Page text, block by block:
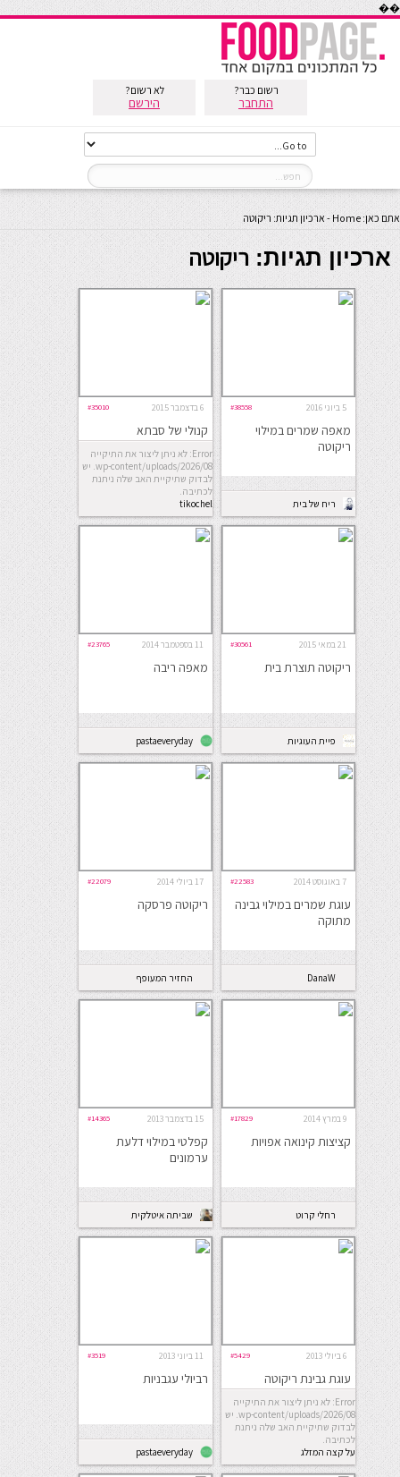
��
רשום כבר?
התחבר
לא רשום?
הירשם
אתם כאן: Home
- ארכיון תגיות: ריקוטה
ארכיון תגיות: ריקוטה
5 ביוני 2016 #38558
מאפה שמרים במילוי
ריקוטה
ריח של בית
6 בדצמבר 2015 #35010
קנולי של סבתא
Error: לא ניתן ליצור את התיקייה
wp-content/uploads/2026/08. יש
לבדוק שתיקיית האב שלה ניתנת
לכתיבה.
tikochel
21 במאי 2015 #30561
ריקוטה תוצרת בית
פיית העוגיות
11 בספטמבר 2014 #23765
מאפה ריבה
pastaeveryday
7 באוגוסט 2014 #22583
עוגת שמרים במילוי גבינה
מתוקה
DanaW
17 ביולי 2014 #22079
ריקוטה פרסקה
החזיר המעופף
9 במרץ 2014 #17829
קציצות קינואה אפויות
רחלי קרוט
15 בדצמבר 2013 #14365
קפלטי במילוי דלעת
ערמונים
שביתה איטלקית
6 ביולי 2013 #5429
עוגת גבינת ריקוטה
Error: לא ניתן ליצור את התיקייה
wp-content/uploads/2026/08. יש
לבדוק שתיקיית האב שלה ניתנת
לכתיבה.
על קצה המזלג
11 ביוני 2013 #3519
רביולי עגבניות
pastaeveryday